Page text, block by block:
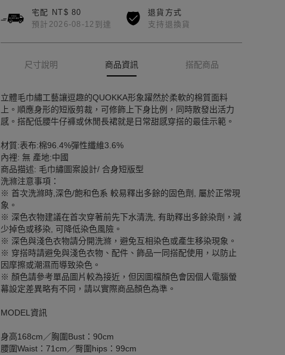
宅配 NT$ 80
預計2026-08-12到達
退貨方式
支持退換貨
尺寸說明 商品資訊 搭配商品
立體毛巾繡工藝讓逗趣的QUOKKA形象躍然於柔軟的棉質面料
上。順應身形的短版剪裁，可修飾上下身比例，同時散發出活力
感。搭配低腰牛仔褲或休閒長裙就是日常甜感穿搭的最佳示範。
材質:表布:棉96.4%彈性纖維3.6%
內裡: 無 產地:中國
商品描述: 毛巾繡圖案設計/ 合身短版型
洗滌注意事項：
※ 首次洗滌時,深色/飽和色系 較易釋出多餘的固色劑, 屬於正常現
象。
※ 深色衣物建議在首次穿著前先下水清洗, 有助釋出多餘染劑，減
少掉色或移染, 可降低染色風險。
※ 深色與淺色衣物請分開洗滌，避免互相染色或產生移染現象。
※ 穿搭時請避免與淺色衣物、配件、飾品一同搭配使用，以防止
因摩擦或潮濕而導致染色。
※ 顏色請參考單品圖片較為接近，但因圖檔顏色會因個人電腦螢
幕設定差異略有不同，請以實際商品顏色為準。
MODEL資訊
身高168cm／胸圍Bust：90cm
腰圍Waist：71cm／臀圍hips：99cm